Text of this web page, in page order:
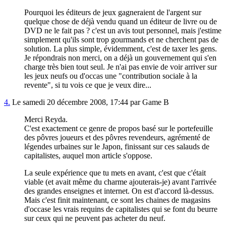
Pourquoi les éditeurs de jeux gagneraient de l'argent sur
quelque chose de déjà vendu quand un éditeur de livre ou de
DVD ne le fait pas ? c'est un avis tout personnel, mais j'estime
simplement qu'ils sont trop gourmands et ne cherchent pas de
solution. La plus simple, évidemment, c'est de taxer les gens.
Je répondrais non merci, on a déjà un gouvernement qui s'en
charge très bien tout seul. Je n'ai pas envie de voir arriver sur
les jeux neufs ou d'occas une "contribution sociale à la
revente", si tu vois ce que je veux dire...
4. Le samedi 20 décembre 2008, 17:44 par Game B
Merci Reyda.
C'est exactement ce genre de propos basé sur le portefeuille
des pôvres joueurs et des pôvres revendeurs, agrémenté de
légendes urbaines sur le Japon, finissant sur ces salauds de
capitalistes, auquel mon article s'oppose.
La seule expérience que tu mets en avant, c'est que c'était
viable (et avait même du charme ajouterais-je) avant l'arrivée
des grandes enseignes et internet. On est d'accord là-dessus.
Mais c'est finit maintenant, ce sont les chaines de magasins
d'occase les vrais requins de capitalistes qui se font du beurre
sur ceux qui ne peuvent pas acheter du neuf.